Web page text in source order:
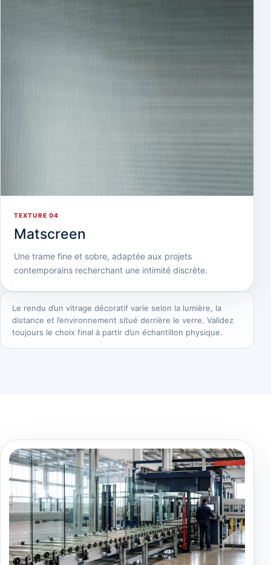
TEXTURE 04
Matscreen
Une trame fine et sobre, adaptée aux projets
contemporains recherchant une intimité discrète.
Le rendu d’un vitrage décoratif varie selon la lumière, la
distance et l’environnement situé derrière le verre. Validez
toujours le choix final à partir d’un échantillon physique.